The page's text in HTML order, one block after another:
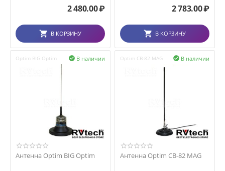
2 480.00₽
В КОРЗИНУ
2 783.00₽
В КОРЗИНУ
Optim BIG Optim В наличии

Антенна Optim BIG Optim
Optim CB-82 MAG В наличии

Антенна Optim CB-82 MAG